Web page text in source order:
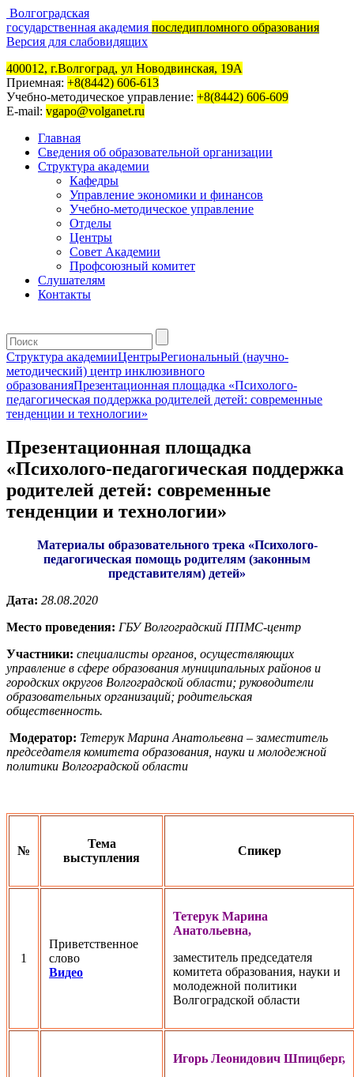
Волгоградская
государственная академия последипломного образования
Версия для слабовидящих
400012, г.Волгоград, ул Новодвинская, 19А
Приемная: +8(8442) 606-613
Учебно-методическое управление: +8(8442) 606-609
E-mail: vgapo@volganet.ru
Главная
Сведения об образовательной организации
Структура академии
Кафедры
Управление экономики и финансов
Учебно-методическое управление
Отделы
Центры
Совет Академии
Профсоюзный комитет
Слушателям
Контакты
Структура академииЦентрыРегиональный (научно-
методический) центр инклюзивного
образованияПрезентационная площадка «Психолого-
педагогическая поддержка родителей детей: современные
тенденции и технологии»
Презентационная площадка
«Психолого-педагогическая поддержка
родителей детей: современные
тенденции и технологии»
Материалы образовательного трека «Психолого-
педагогическая помощь родителям (законным
представителям) детей»
Дата: 28.08.2020
Место проведения: ГБУ Волгоградский ППМС-центр
Участники: специалисты органов, осуществляющих
управление в сфере образования муниципальных районов и
городских округов Волгоградской области; руководители
образовательных организаций; родительская
общественность.
Модератор: Тетерук Марина Анатольевна – заместитель
председателя комитета образования, науки и молодежной
политики Волгоградской области
№
Тема
выступления
Спикер
1
Приветственное
слово
Видео
Тетерук Марина
Анатольевна,
заместитель председателя
комитета образования, науки и
молодежной политики
Волгоградской области
Игорь Леонидович Шпицберг,